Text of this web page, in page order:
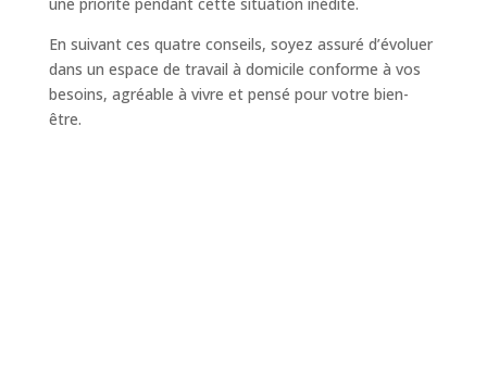
une priorité pendant cette situation inédite.
En suivant ces quatre conseils, soyez assuré d’évoluer
dans un espace de travail à domicile conforme à vos
besoins, agréable à vivre et pensé pour votre bien-
être.